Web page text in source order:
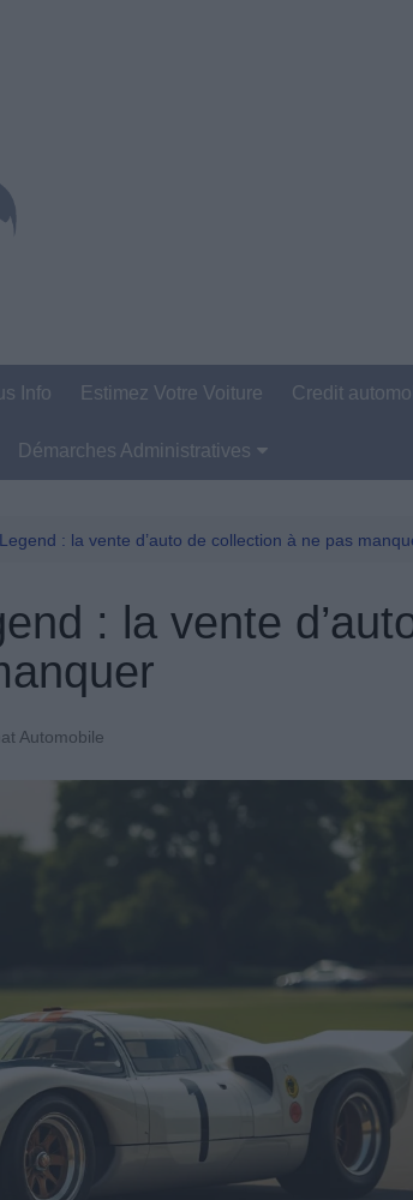
Info Estimez Votre Voiture Credit
Démarches Administratives
Permis De Conduire
: la vente d’auto de collection à ne pas
: la vente
Automobile